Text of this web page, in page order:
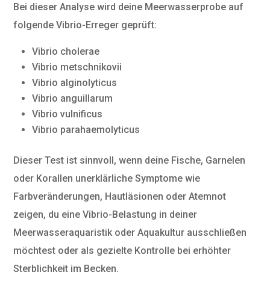
Bei dieser Analyse wird deine Meerwasserprobe auf
folgende Vibrio-Erreger geprüft:
Vibrio cholerae
Vibrio metschnikovii
Vibrio alginolyticus
Vibrio anguillarum
Vibrio vulnificus
Vibrio parahaemolyticus
Dieser Test ist sinnvoll, wenn deine Fische, Garnelen
oder Korallen unerklärliche Symptome wie
Farbveränderungen, Hautläsionen oder Atemnot
zeigen, du eine Vibrio-Belastung in deiner
Meerwasseraquaristik oder Aquakultur ausschließen
möchtest oder als gezielte Kontrolle bei erhöhter
Sterblichkeit im Becken.